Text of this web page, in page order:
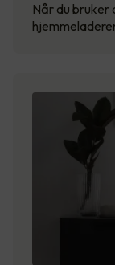
Når du bruker